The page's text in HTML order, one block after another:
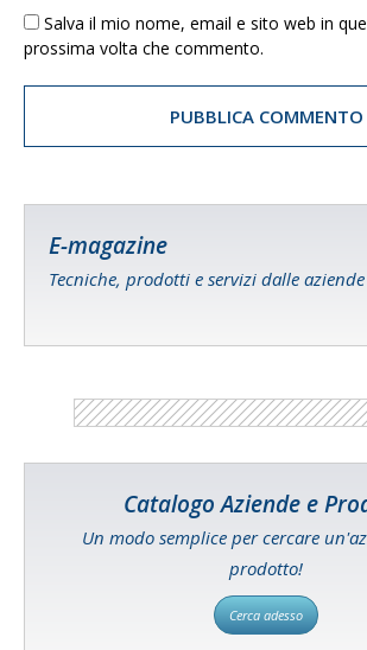
Salva il mio nome, email e sito web in
prossima volta che commento.
E-magazine
Tecniche, prodotti e servizi dalle aziende
Catalogo Aziende e
Un modo semplice per cercare
prodotto!
Cerca adesso